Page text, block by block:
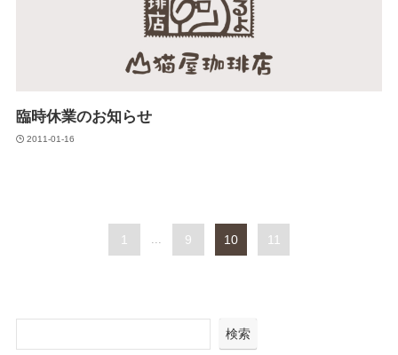
臨時休業のお知らせ
2011-01-16
1 ... 9 10 11
検索